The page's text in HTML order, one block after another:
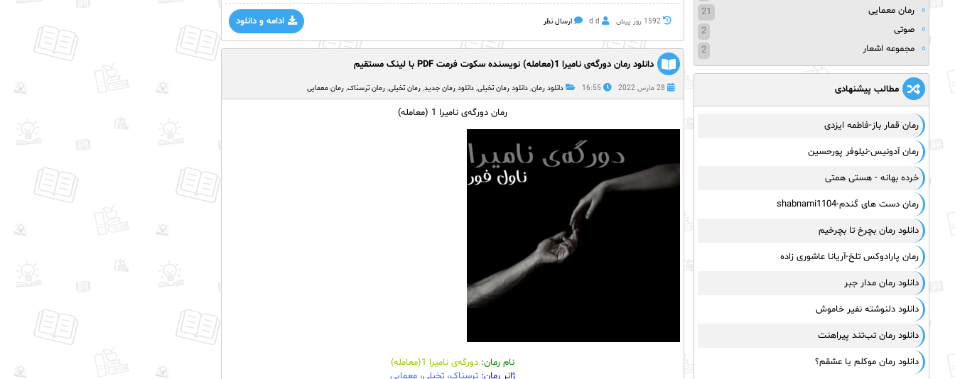
ادامه و دانلود 1592 روز پيش d d ارسال نظر
دانلود رمان دورگه‌ی نامیرا 1(معامله) نویسنده سکوت فرمت PDF با لینک مستقیم
28 مارس 2022 16:55 دانلود رمان, دانلود رمان تخیلی, دانلود رمان جدید, رمان تخیلی, رمان ترسناک, رمان معمایی
رمان دورگه‌ی نامیرا 1 (معامله)
نام رمان: دورگه‌ی نامیرا 1(معامله)
ژانر رمان: ترسناک، تخیلی، معمایی
رمان معمایی
21
صوتی
2
مجموعه اشعار
2
مطالب پیشنهادی
رمان قمار باز-فاطمه ایزدی
رمان آدونیس-نیلوفر پورحسین
خرده بهانه - هستی همتی
رمان دست های گندم-shabnami1104
دانلود رمان بچرخ تا بچرخیم
رمان پارادوکس تلخ-آریانا عاشوری زاده
دانلود رمان مدار جبر
دانلود دلنوشته نفیر خاموش
دانلود رمان تب‌تند پیراهنت
دانلود رمان موکلم یا عشقم؟